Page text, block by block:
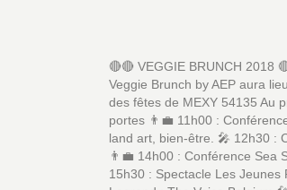
🔴🔴 VEGGIE BRUNCH 2018
Veggie Brunch by AEP aura
des fêtes de MEXY 54135 Au
portes 👨‍💼 11h00 :
land art, bien-être. 🎤 12h30 :
👨‍💼 14h00 : Conférence Sea
15h30 : Spectacle Les